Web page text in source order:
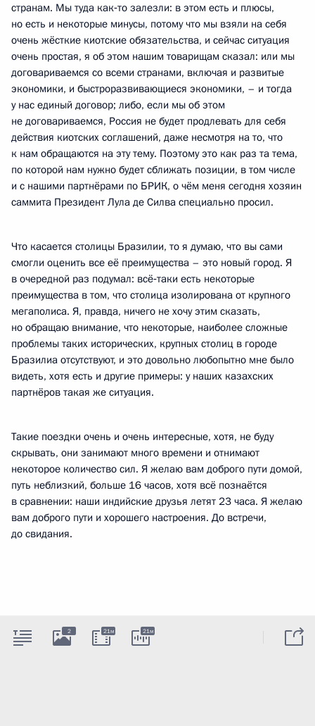
странам. Мы туда как‑то залезли: в этом есть и плюсы,
но есть и некоторые минусы, потому что мы взяли на себя
очень жёсткие киотские обязательства, и сейчас ситуация
очень простая, я об этом нашим товарищам сказал: или мы
договариваемся со всеми странами, включая и развитые
экономики, и быстроразвивающиеся экономики, – и тогда
у нас единый договор; либо, если мы об этом
не договариваемся, Россия не будет продлевать для себя
действия киотских соглашений, даже несмотря на то, что
к нам обращаются на эту тему. Поэтому это как раз та тема,
по которой нам нужно будет сближать позиции, в том числе
и с нашими партнёрами по БРИК, о чём меня сегодня хозяин
саммита Президент Лула де Силва специально просил.
Что касается столицы Бразилии, то я думаю, что вы сами
смогли оценить все её преимущества – это новый город. Я
в очередной раз подумал: всё‑таки есть некоторые
преимущества в том, что столица изолирована от крупного
мегаполиса. Я, правда, ничего не хочу этим сказать,
но обращаю внимание, что некоторые, наиболее сложные
проблемы таких исторических, крупных столиц в городе
Бразилиа отсутствуют, и это довольно любопытно мне было
видеть, хотя есть и другие примеры: у наших казахских
партнёров такая же ситуация.
Такие поездки очень и очень интересные, хотя, не буду
скрывать, они занимают много времени и отнимают
некоторое количество сил. Я желаю вам доброго пути домой,
путь неблизкий, больше 16 часов, хотя всё познаётся
в сравнении: наши индийские друзья летят 23 часа. Я желаю
вам доброго пути и хорошего настроения. До встречи,
до свидания.
2 21м 21м